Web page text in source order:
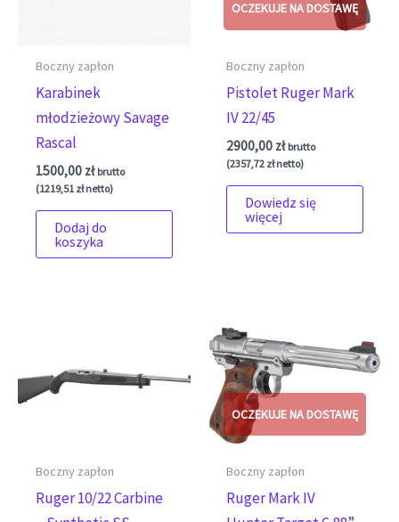
Boczny zapłon
Karabinek
młodzieżowy Savage
Rascal
1500,00 zł brutto
(1219,51 złnetto)
Dodaj do
koszyka
Boczny zapłon
Pistolet Ruger Mark
IV 22/45
2900,00 zł brutto
(2357,72 złnetto)
Dowiedz się
więcej
Boczny zapłon
Ruger 10/22 Carbine
Boczny zapłon
Ruger Mark IV